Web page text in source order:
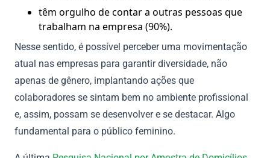
têm orgulho de contar a outras pessoas que
trabalham na empresa (90%).
Nesse sentido, é possível perceber uma movimentação
atual nas empresas para garantir diversidade, não
apenas de gênero, implantando ações que
colaboradores se sintam bem no ambiente profissional
e, assim, possam se desenvolver e se destacar. Algo
fundamental para o público feminino.